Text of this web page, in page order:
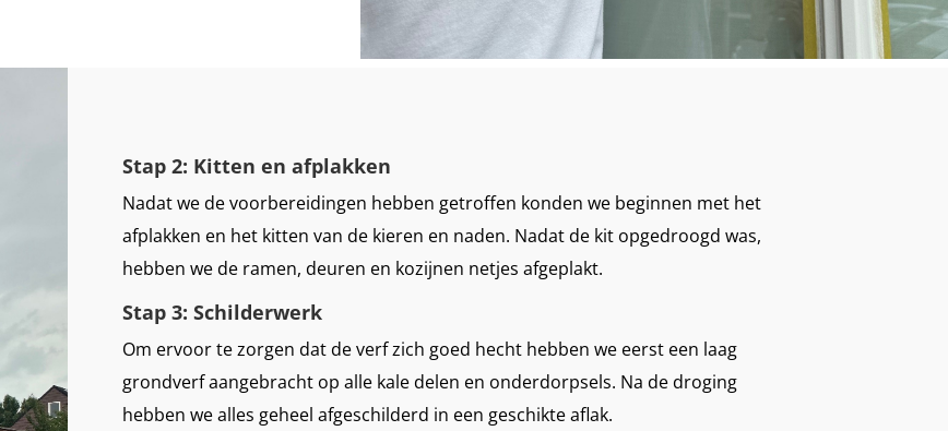
Stap 2: Kitten en afplakken
Nadat we de voorbereidingen hebben getroffen konden we beginnen met het
afplakken en het kitten van de kieren en naden. Nadat de kit opgedroogd was,
hebben we de ramen, deuren en kozijnen netjes afgeplakt.
Stap 3: Schilderwerk
Om ervoor te zorgen dat de verf zich goed hecht hebben we eerst een laag
grondverf aangebracht op alle kale delen en onderdorpsels. Na de droging
hebben we alles geheel afgeschilderd in een geschikte aflak.